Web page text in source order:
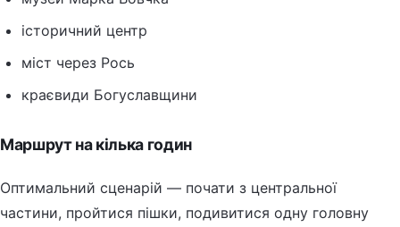
історичний центр
міст через Рось
краєвиди Богуславщини
Маршрут на кілька годин
Оптимальний сценарій — почати з центральної
частини, пройтися пішки, подивитися одну головну